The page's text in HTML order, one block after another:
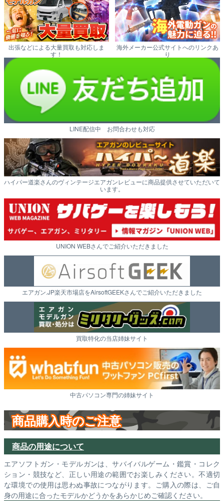
出張などによる大量買取も対応しま
す！
海外メーカー公式サイトへのリンクあ
り
LINE配信中 お問合わせも対応
ハイパー道楽さんのヴィンテージエアガンレビューに商品提供させていただいて
います。
UNION WEBさんでご紹介いただきました
エアガン.JP楽天市場店をAirsoftGEEKさんでご紹介いただきました
買取特化の当店姉妹サイト
中古パソコン専門の姉妹サイト
商品購入時のご注意
商品の用途について
エアソフトガン・モデルガンは、サバイバルゲーム・鑑賞・コレク
ション・競技など、正しい用途の範囲でお楽しみください。不適切
な環境での使用は思わぬ事故につながります。ご購入の際は、ご自
身の用途に合ったモデルかどうかをあらかじめご確認ください。